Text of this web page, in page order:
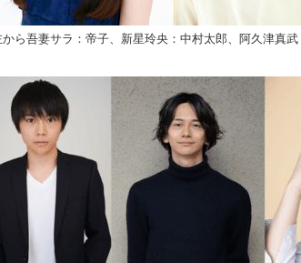
ら吾妻サラ：帝子、新星玲央：中村太郎、 阿久津真